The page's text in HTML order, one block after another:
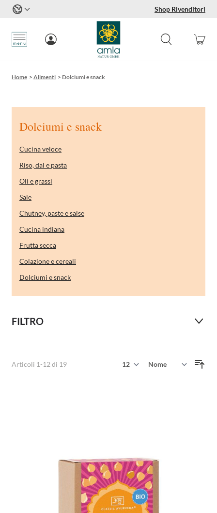
Shop Rivenditori
Home > Alimenti > Dolciumi e snack
Dolciumi e snack
Cucina veloce
Riso, dal e pasta
Oli e grassi
Sale
Chutney, paste e salse
Cucina indiana
Frutta secca
Colazione e cereali
Dolciumi e snack
FILTRO
Articoli 1-12 di 19
Ordina per